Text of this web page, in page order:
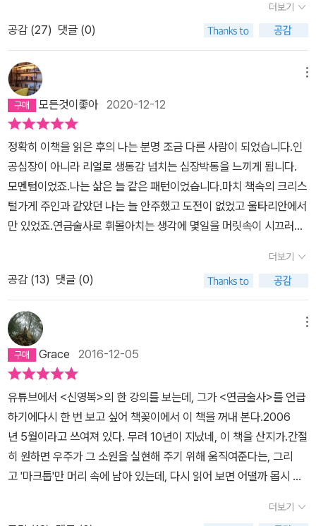
다가온 한 노인으로부터도 같은 계시를 듣습니다. 마침내 '자아의 신
화'를 믿게 된 산티아고는 양들을 판 돈을 가지고 무작정 바다 건너 아
프리카로 떠납니다.산티아고의 앞길은 그다지 순탄하지도 그렇다고
절망적이지도 않게 예상하지 못했던 모험의 방향으로 열려 있습니다.
코엘료가 들려주는 이야기는 어찌 보면 뻔한 이야기지만 결코 가볍다
할 수 없는 삶의 진리를 담고 있습니다. 코엘료는 지식으로 얘기하지
않고 현란한 수사로 얘기하지 않습니다. 그는 간결하고 쉬운 말로 단
번에 깊은 통찰에 이르는 기술을 가지고 있습니다. 그것이야말로 바
로 모든 금속을 금으로 만드는 연금술사의 비법인 것입니다.지금까지
연금술에 공식적으로 성공한 연금술사는 없었다고 알고 있습니다. 코
엘료도 여느 연금술사들처럼 사기꾼에 불과할지도 모르겠습니다. 한
데 역사 속에는 죽을 때까지 완벽하게 사람들을 속인 연금술사도 있
모르겠으나 저는 한 번 믿어 보고 싶은 심정입니다. 때때로 사람들은
그건 그렇고 코엘료의 다른 책들은 당분간 읽고 싶지 않네요. 이 이상
의 또 다른 얘기가 나올성 싶지 않아섭니다.
후의 허탈감이 두려워 실현하지 않는 크리스탈 상인의 마음이 어쩌면
그렇게 공감이 된단 말인가.. 그리고 사랑하는 사람을 떠나보낼 수 있
는 용기를 가진 여인의 담대함이 몸시 부러웠다. 누구에게나 꿈은 있
지만, 그것을 발견하는 사람도, 찾아가는 사람도 흔하지는 않다.내가
진정으로 원하는 것이 무엇인가에 대하여 생각을 많이 하게 된 요즘,
책이 주는 감동과 잔잔하지만 깊은 느낌은 큰 도움이 된 듯 하다. '사
람이 어느 한 가지 일을 소망할 때, 천지간의 모든 것들은 우리가 꿈을
이룰 수 있도록 뜻을 모은다네'
더보기
공감 (27) 댓글 (0)
모든것이좋아2020-12-12
정확히 이책을 읽은 후의 나는 분명 조금 다른 사람이 되었습니다.인
공심장이 아니라 리얼로 생동감 넘치는 심장박동을 느끼게 됩니다.
모멘텀이었죠.​나는 삶은 늘 같은 패턴이었습니다.마치 책속의 크리스
털가게 주인과 같았던 나는 늘 안주했고 도전이 없었고 울타리안에서
만 있었죠.​연금술사로 휘몰아치는 생각에 몇일을 머릿속이 시끄러웠
큰의미를 두지 않았었고하루하루 그저 흘러가는 시간이었으며나의
과거 현재 미래 어느 한시점도 내게 큰의미가 없었습니다.닥치니 살
아지는 ~~~​정확히 연금술사를 읽고나서의 나는,나의 현재를 조금이
라도 볼수 있게 되었고미래를 그리기 시작했으며 나의 과거를 되짚어
정리해 나가려는 용기를 가졌습니다.​내가 중학생때 고등학생때 그리
고 30살에이책을 읽을 수 있었다면 얼마나 좋았을까를 생각했죠​서론
이 너무 길었죠.이책은 후기가 중요한 것이 아니라, 스스로 읽고 찾는
연금술입니다.사람들은 삶의 이유를 무척 빨리 배우는 것 같아 아마
도 그래서 그토록 빨리 포기하는지도 몰라 그래 그런게 바로 세상이
지~​노인이 쓸쓸한 눈으로 말했다​​산티아고는 이미 익숙해져 있는 것
과 가지고 싶은 것 중에 하나를 선택해야 했다세상에서 가장 어려운
선택지인것 같습니다어려운데 자주 만나는 문제이기도 하지요​자신의
삶에서 일어나는 좋은 일들을 깨닫지 못하는 사람들에게는 하루하루
가 매일 해가 뜨고 지는 것처럼 똑같을 수 밖에 없으니~~​​(나는 사막
더보기
공감 (13) 댓글 (0)
Grace 2016-12-05
유튜브에서 <신영복>의 한 강의를 보는데, 그가 <연금술사>를 언급
하기에다시 한 번 보고 싶어 책꽂이에서 이 책을 꺼내 본다.2006
년 5월이라고 쓰여져 있다. 무려 10년이 지났네, 이 책을 산지가.간절
히 원하면 우주가 그 소원을 실현해 주기 위해 움직여준다는, 그리
고 '마크툽'만 머리 속에 남아 있는데, 다시 읽어 보면 어떨까 몹시 궁
실히 보여주네.그래서 What does not kill you, makes you stro
더보기